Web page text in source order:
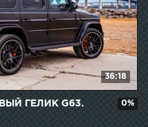
36:18
ГЕЛИК G63. 0%